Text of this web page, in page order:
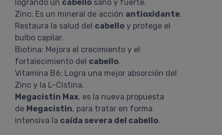
logrando un cabello sano y fuerte.
Zinc: Es un mineral de acción antioxidante.
Restaura la salud del cabello y protege el
bulbo capilar.
Biotina: Mejora el crecimiento y el
fortalecimiento del cabello.
Vitamina B6: Logra una mejor absorción del
Zinc y la L-Cistina.
Megacistin Max, es la nueva propuesta
de Megacistin, para tratar en forma
intensiva la caída severa del cabello.